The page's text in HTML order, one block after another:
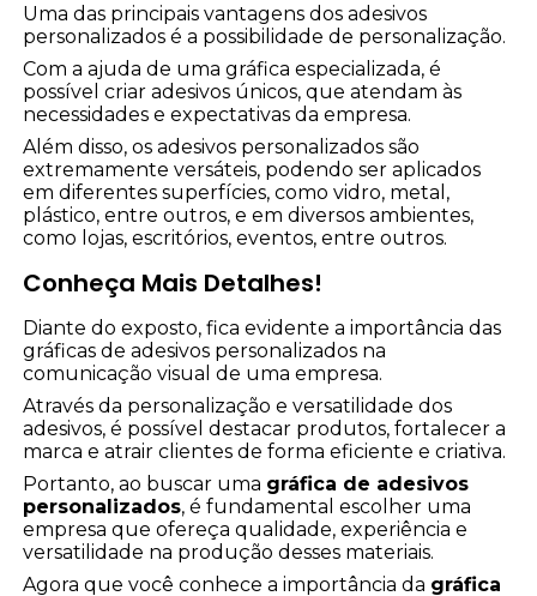
Uma das principais vantagens dos adesivos
personalizados é a possibilidade de personalização.
Com a ajuda de uma gráfica especializada, é
possível criar adesivos únicos, que atendam às
necessidades e expectativas da empresa.
Além disso, os adesivos personalizados são
extremamente versáteis, podendo ser aplicados
em diferentes superfícies, como vidro, metal,
plástico, entre outros, e em diversos ambientes,
como lojas, escritórios, eventos, entre outros.
Conheça Mais Detalhes!
Diante do exposto, fica evidente a importância das
gráficas de adesivos personalizados na
comunicação visual de uma empresa.
Através da personalização e versatilidade dos
adesivos, é possível destacar produtos, fortalecer a
marca e atrair clientes de forma eficiente e criativa.
Portanto, ao buscar uma gráfica de adesivos
personalizados, é fundamental escolher uma
empresa que ofereça qualidade, experiência e
versatilidade na produção desses materiais.
Agora que você conhece a importância da gráfica